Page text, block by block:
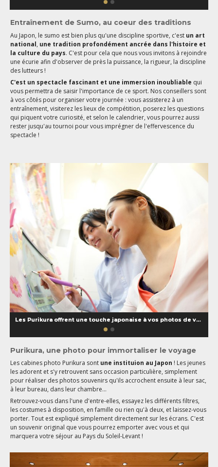
Entraînement de Sumo, au coeur des traditions
Au Japon, le sumo est bien plus qu'une discipline sportive, c'est un art
national, une tradition profondément ancrée dans l'histoire et
la culture du pays. C'est pour cela que nous vous invitons à rejoindre
une écurie afin d'observer de près la puissance, la rigueur, la discipline
des lutteurs !
C'est un spectacle fascinant et une immersion inoubliable qui
vous permettra de saisir l'importance de ce sport. Nos conseillers sont
à vos côtés pour organiser votre journée : vous assisterez à un
entraînement, visiterez les lieux de compétition, poserez les questions
qui piquent votre curiosité, et selon le calendrier, vous pourrez aussi
rester jusqu'au tournoi pour vous imprégner de l'effervescence du
spectacle !
Les Purikura offrent une touche japonaise à vos photos de voyage
Purikura, une photo pour immortaliser le voyage
Les cabines photo Purikura sont une instituion au Japon ! Les jeunes
les adorent et s'y retrouvent sans occasion particulière, simplement
pour réaliser des photos souvenirs qu'ils accrochent ensuite à leur sac,
à leur bureau, dans leur chambre...
Retrouvez-vous dans l'une d'entre-elles, essayez les différents filtres,
les costumes à disposition, en famille ou rien qu'à deux, et laissez-vous
porter. Tout est expliqué simplement directement sur les écrans. C'est
un souvenir original que vous pourrez emporter avec vous et qui
marquera votre séjour au Pays du Soleil-Levant !